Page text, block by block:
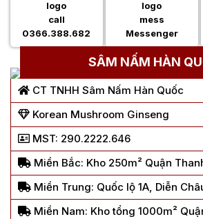
0366.388.682 Messenger
SÂM NẤM HÀN
CT TNHH Sâm Nấm Hàn Quốc
Korean Mushroom Ginseng
MST: 290.2222.646
Miền Bắc: Kho 250m² Quận
Miền Trung: Quốc lộ 1A, Diễn
Miền Nam: Kho tổng 1000m²